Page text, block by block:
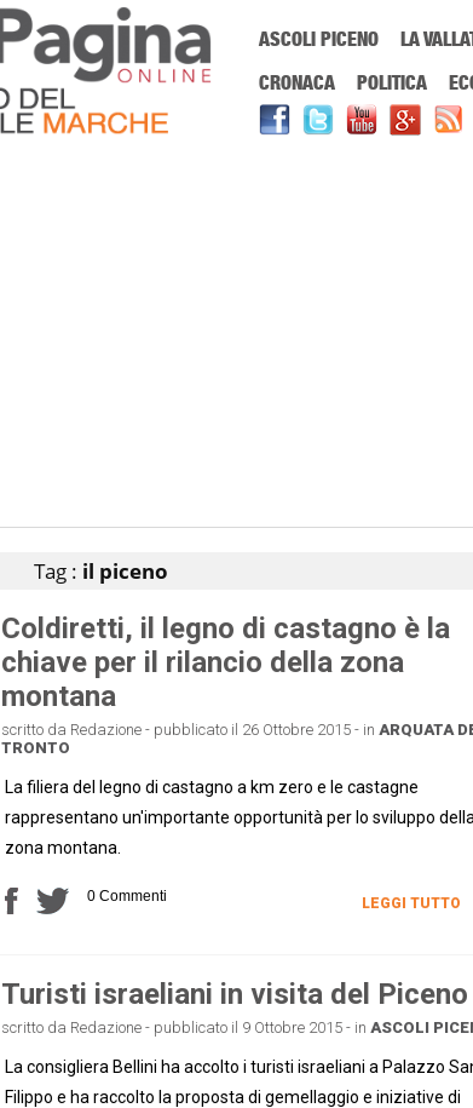
ASCOLI PICENO LA
CRONACA
POLITICA
Tag : il piceno
Coldiretti, il legno di castagno è la
chiave per il rilancio della zona
montana
scritto da Redazione - pubblicato il 26 Ottobre 2015 - in ARQUATA
TRONTO
La filiera del legno di castagno a km zero e le castagne
rappresentano un'importante opportunità per lo sviluppo della
zona montana.
0 Commenti LEGGI TUTTO
Turisti israeliani in visita del Piceno
scritto da Redazione - pubblicato il 9 Ottobre 2015 - in ASCOLI
La consigliera Bellini ha accolto i turisti israeliani a Palazzo
Filippo e ha raccolto la proposta di gemellaggio e iniziative di